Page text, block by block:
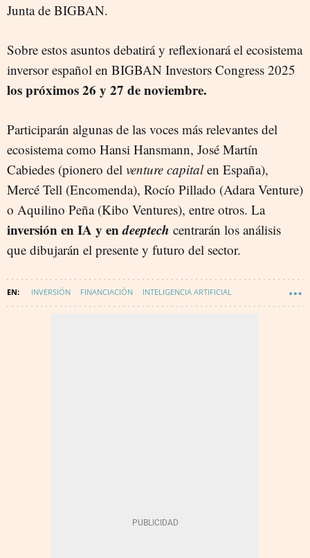
Junta de BIGBAN.
Sobre estos asuntos debatirá y reflexionará el ecosistema
inversor español en BIGBAN Investors Congress 2025
los próximos 26 y 27 de noviembre.
Participarán algunas de las voces más relevantes del
ecosistema como Hansi Hansmann, José Martín
Cabiedes (pionero del venture capitalen España),
Mercé Tell (Encomenda), Rocío Pillado (Adara Venture)
o Aquilino Peña (Kibo Ventures), entre otros. La
inversión en IA y endeeptech centrarán los análisis
que dibujarán el presente y futuro del sector.
INVERSIÓN FINANCIACIÓN INTELIGENCIA ARTIFICIAL